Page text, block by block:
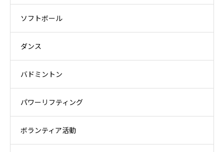
ソフトボール
ダンス
バドミントン
パワーリフティング
ボランティア活動